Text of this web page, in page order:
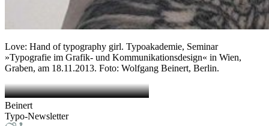
Love: Hand of typography girl. Typoakademie, Seminar
»Typografie im Grafik- und Kommunikationsdesign« in Wien,
Graben, am 18.11.2013. Foto: Wolfgang Beinert, Berlin.
Beinert
Typo-Newsletter